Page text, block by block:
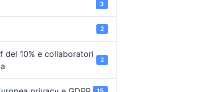
3
2
del 10% e collaboratori
2